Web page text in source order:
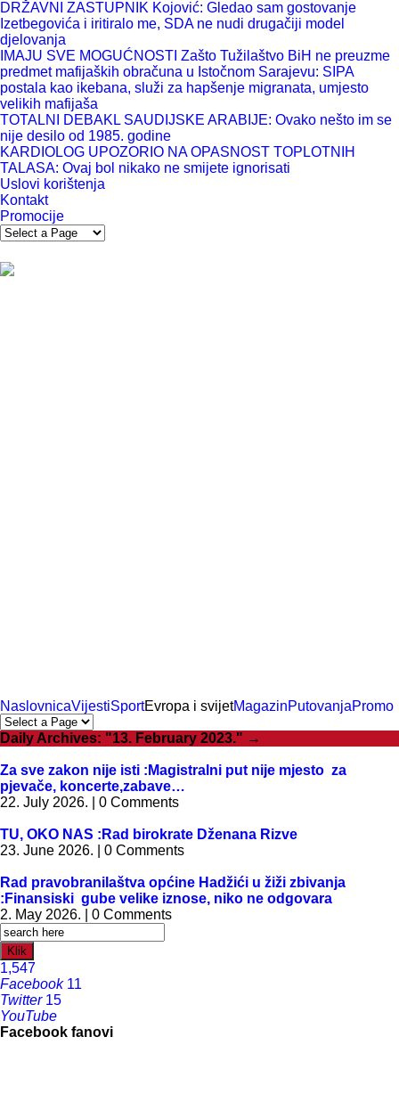
DRŽAVNI ZASTUPNIK Kojović: Gledao sam gostovanje
Izetbegovića i iritiralo me, SDA ne nudi drugačiji model
djelovanja
IMAJU SVE MOGUĆNOSTI Zašto Tužilaštvo BiH ne preuzme
predmet mafijaških obračuna u Istočnom Sarajevu: SIPA
postala kao ikebana, služi za hapšenje migranata, umjesto
velikih mafijaša
TOTALNI DEBAKL SAUDIJSKE ARABIJE: Ovako nešto im se
nije desilo od 1985. godine
KARDIOLOG UPOZORIO NA OPASNOST TOPLOTNIH
TALASA: Ovaj bol nikako ne smijete ignorisati
Uslovi korištenja
Kontakt
Promocije
NaslovnicaVijestiSportEvropa i svijetMagazinPutovanjaPromo
Daily Archives: "13. February 2023." →
Za sve zakon nije isti :Magistralni put nije mjesto za
pjevače, koncerte,zabave…
22. July 2026. | 0 Comments
TU, OKO NAS :Rad birokrate Dženana Rizve
23. June 2026. | 0 Comments
Rad pravobranilaštva općine Hadžići u žiži zbivanja
:Finansiski gube velike iznose, niko ne odgovara
2. May 2026. | 0 Comments
Klik
1,547
Facebook 11
Twitter 15
YouTube
Facebook fanovi